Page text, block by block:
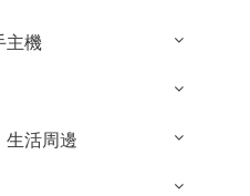
主機
生活周邊